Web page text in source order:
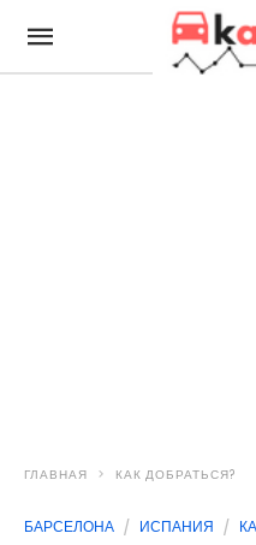
ГЛАВНАЯ КАК ДОБРАТЬСЯ?
БАРСЕЛОНА ИСПАНИЯ